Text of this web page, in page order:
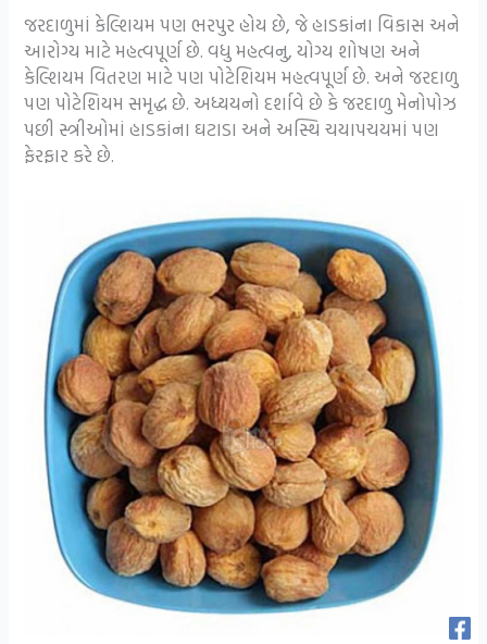
જરદાળુમાં કેલ્શિયમ પણ ભરપુર હોય છે, જે હાડકાંના વિકાસ અને
આરોગ્ય માટે મહત્વપૂર્ણ છે. વધુ મહત્વનુ, યોગ્ય શોષણ અને
કેલ્શિયમ વિતરણ માટે પણ પોટેશિયમ મહત્વપૂર્ણ છે. અને જરદાળુ
પણ પોટેશિયમ સમૃદ્ધ છે. અધ્યયનો દર્શાવે છે કે જરદાળુ મેનોપોઝ
પછી સ્ત્રીઓમાં હાડકાંના ઘટાડા અને અસ્થિ ચયાપચયમાં પણ
ફેરફાર કરે છે.